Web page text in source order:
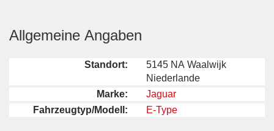
Allgemeine Angaben
Standort:
5145 NA Waalwijk
Niederlande
Marke:
Jaguar
Fahrzeugtyp/Modell:
E-Type